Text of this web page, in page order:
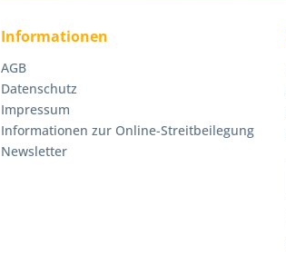
Informationen
AGB
Datenschutz
Impressum
Informationen zur Online-Streitbeilegung
Newsletter